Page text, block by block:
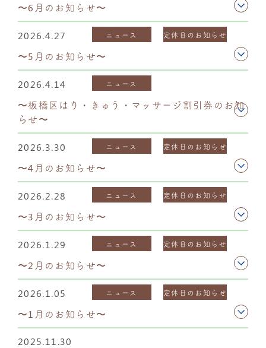
〜6月のお知らせ〜
2026.4.27 ニュース 定休日のお知らせ
〜5月のお知らせ〜
2026.4.14 ニュース
〜板橋区はり・きゅう・マッサージ割引券のお知
らせ〜
2026.3.30 ニュース 定休日のお知らせ
〜4月のお知らせ〜
2026.2.28 ニュース 定休日のお知らせ
〜3月のお知らせ〜
2026.1.29 ニュース 定休日のお知らせ
〜2月のお知らせ〜
2026.1.05 ニュース 定休日のお知らせ
〜1月のお知らせ〜
2025.11.30